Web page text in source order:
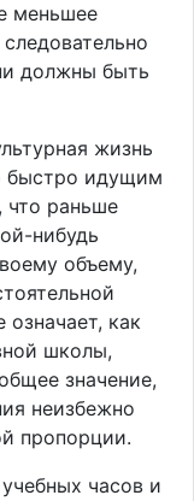
меньшее
должны быть
жизнь
быстро идущим
что раньше
нибудь
объему,
как
школы,
значение,
неизбежно
пропорции.
часов и